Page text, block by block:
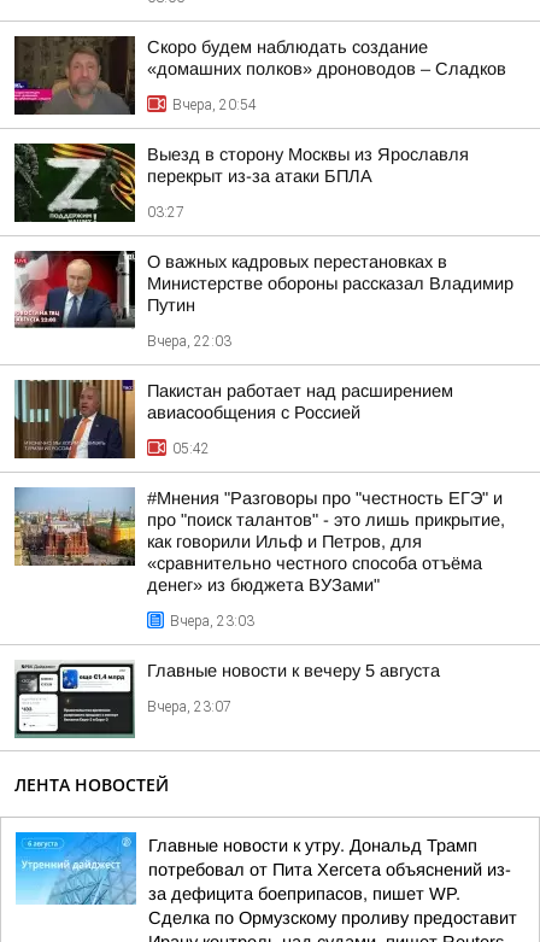
Скоро будем наблюдать создание
«домашних полков» дроноводов – Сладков
Вчера, 20:54
Выезд в сторону Москвы из Ярославля
перекрыт из-за атаки БПЛА
03:27
О важных кадровых перестановках в
Министерстве обороны рассказал Владимир
Путин
Вчера, 22:03
Пакистан работает над расширением
авиасообщения с Россией
05:42
#Мнения "Разговоры про "честность ЕГЭ" и
про "поиск талантов" - это лишь прикрытие,
как говорили Ильф и Петров, для
«сравнительно честного способа отъёма
денег» из бюджета ВУЗами"
Вчера, 23:03
Главные новости к вечеру 5 августа
Вчера, 23:07
ЛЕНТА НОВОСТЕЙ
Главные новости к утру. Дональд Трамп
потребовал от Пита Хегсета объяснений из-
за дефицита боеприпасов, пишет WP.
Сделка по Ормузскому проливу предоставит